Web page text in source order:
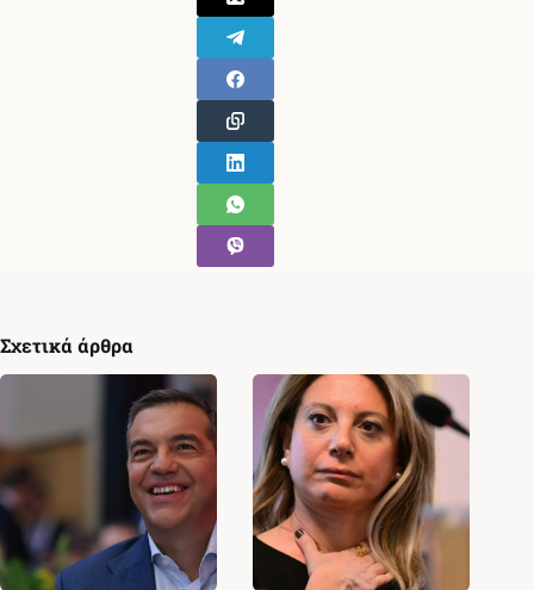
Σχετικά άρθρα